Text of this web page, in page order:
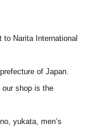
Narita International
of Japan.
shop is the
yukata, men’s